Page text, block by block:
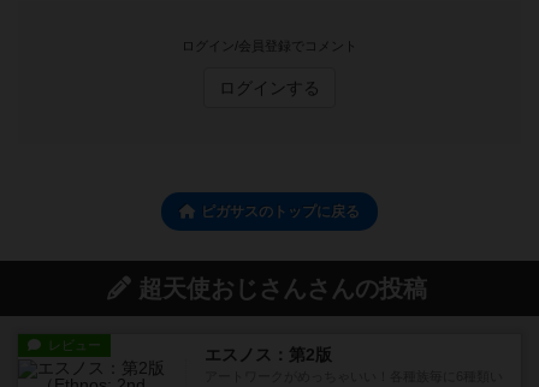
ログイン/会員登録でコメント
ログインする
ピガサスのトップに戻る
超天使おじさんさんの投稿
レビュー エスノス：第2版